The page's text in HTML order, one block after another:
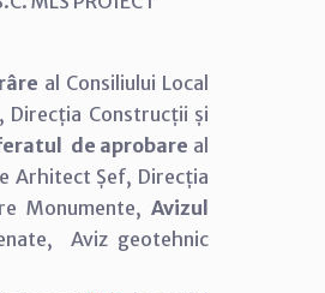
al Consiliului Local
Direcția Construcții și
de aprobare al
Arhitect Șef, Direcția
Monumente, Avizul
Aviz geotehnic